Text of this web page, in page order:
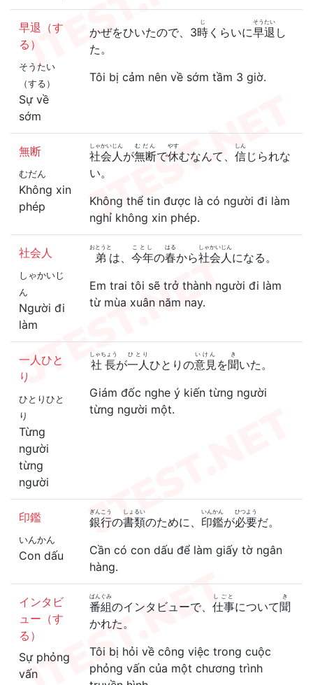
早退（す
る）
そうたい
（する）
Sự về
sớm
かぜをひいたので、3時
じ
くらいに早退
そうたい
し
た。
Tôi bị cảm nên về sớm tầm 3 giờ.
無断
むだん
Không xin
phép
社会
しゃかい
人
じん
が無断
むだん
で休
やす
むなんて、 信
しん
じられな
い。
Không thể tin được là có người đi làm
nghỉ không xin phép.
社会人
しゃかいじ
ん
Người đi
làm
弟
おとうと
は、 今年
ことし
の春
はる
から社会
しゃかい
人
じん
になる。
Em trai tôi sẽ trở thành người đi làm
từ mùa xuân năm nay.
一人ひと
り
ひとりひと
り
Từng
người
từng
người
社長
しゃちょう
が一人
ひとり
ひとりの意見
いけん
を聞
き
いた。
Giám đốc nghe ý kiến từng người
từng người một.
印鑑
いんかん
Con dấu
銀行
ぎんこう
の書類
しょるい
のために、 印鑑
いんかん
が必要
ひつよう
だ。
Cần có con dấu để làm giấy tờ ngân
hàng.
インタビ
ュー（す
る）
Sự phỏng
vấn
番組
ばんぐみ
のインタビューで、 仕事
しごと
について聞
き
かれた。
Tôi bị hỏi về công việc trong cuộc
phỏng vấn của một chương trình